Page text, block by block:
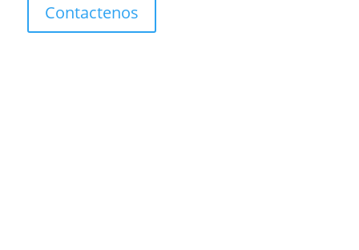
Contactenos